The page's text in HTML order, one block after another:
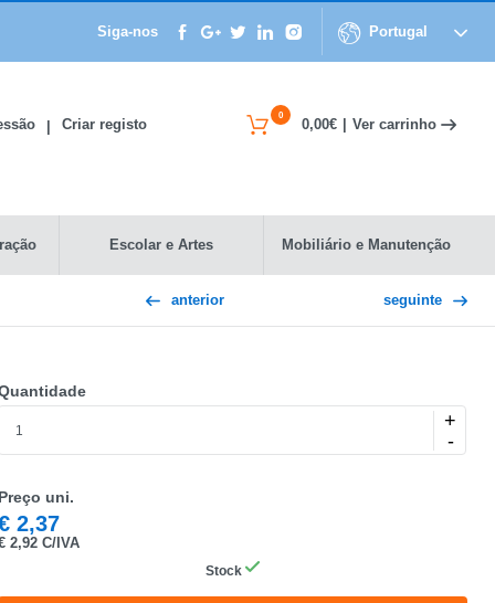
Siga-nos Portugal
Criar registo
0
0,00€ Ver carrinho
Escolar e Artes Mobiliário e Manutenção
anterior seguinte
+
-
uni.
2,37
2,92 C/IVA
Stock